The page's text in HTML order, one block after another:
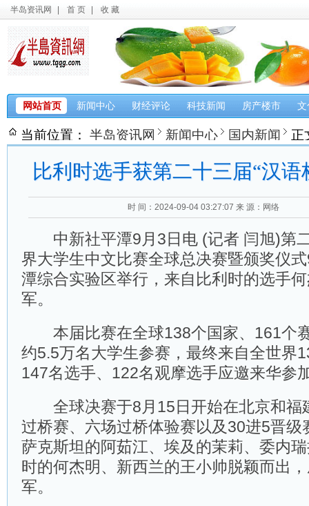
半岛资讯网 首 页 收 藏
网站首页 新闻中心 财经评论 科技新闻 房产楼市 文
当前位置： 半岛资讯网 新闻中心 国内新闻 正
比利时选手获第二十三届“汉语
时 间：2024-09-04 03:27:07 来 源：网络
中新社平潭9月3日电 (记者 闫旭)第二
界大学生中文比赛全球总决赛暨颁奖仪
潭综合实验区举行，来自比利时的选手
军。
本届比赛在全球138个国家、161个
约5.5万名大学生参赛，最终来自全世界
147名选手、122名观摩选手应邀来华参
全球决赛于8月15日开始在北京和福
过桥赛、六场过桥体验赛以及30进5晋级
萨克斯坦的阿茹江、埃及的茉莉、委内
时的何杰明、新西兰的王小帅脱颖而出
军。